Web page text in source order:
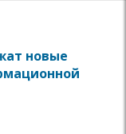
новые